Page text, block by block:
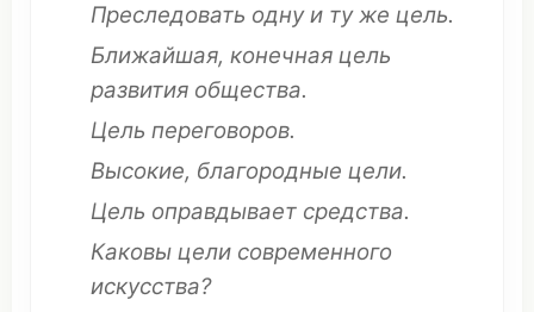
Преследовать одну и туже цель.
Ближайшая, конечная цель
развития общества.
Цель переговоров.
Высокие, благородные цели.
Цель оправдывает средства.
Каковы цели современного
искусства?